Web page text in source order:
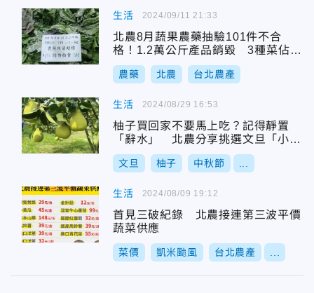
生活
北農8月蔬果農藥抽驗101件不合
格！1.2萬公斤產品銷毀 3種菜佔大
宗
農藥 北農 台北農產
2024/09/11 21:33
生活
柚子買回家不要馬上吃？記得靜置
「辭水」 北農分享挑選文旦「小撇
步」
文旦 柚子 中秋節
2024/08/29 16:53
生活
首見三破紀錄 北農接連第三波平價
蔬菜供應
菜價 凱米颱風 台北農產
2024/08/09 19:12